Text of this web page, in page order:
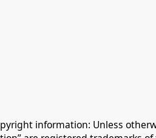
information: Unless